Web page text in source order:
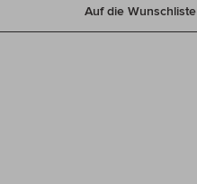
Auf die Wunschliste